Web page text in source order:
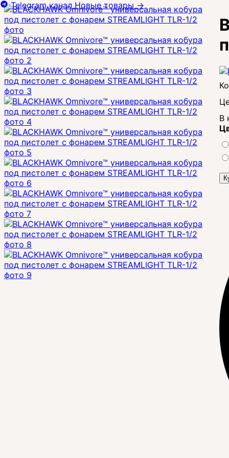
В
Telegram канал Новые товары→